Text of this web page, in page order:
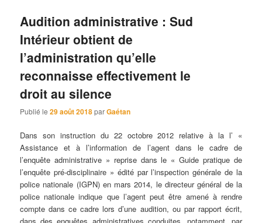
Audition administrative : Sud
Intérieur obtient de
l’administration qu’elle
reconnaisse effectivement le
droit au silence
Publié le29 août 2018parGaétan
Dans son instruction du 22 octobre 2012 relative à la l’ «
Assistance et à l’information de l’agent dans le cadre de
l’enquête administrative » reprise dans le « Guide pratique de
l’enquête pré-disciplinaire » édité par l’inspection générale de la
police nationale (IGPN) en mars 2014, le directeur général de la
police nationale indique que l’agent peut être amené à rendre
compte dans ce cadre lors d’une audition, ou par rapport écrit,